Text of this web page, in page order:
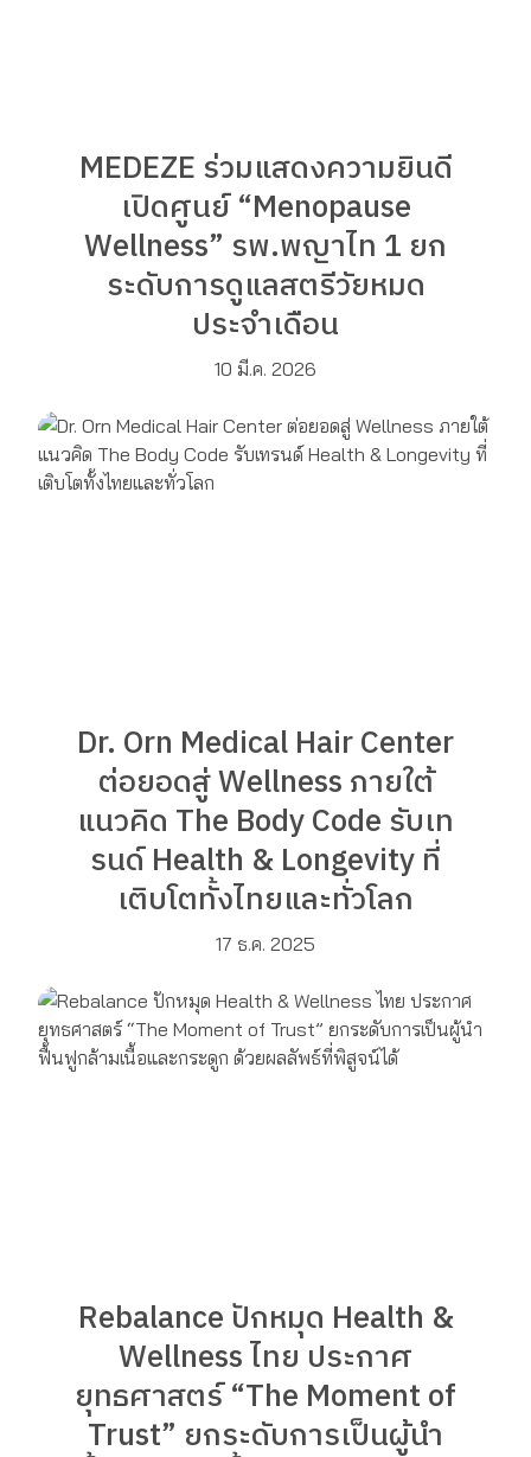
MEDEZE ร่วมแสดงความยินดี
เปิดศูนย์ “Menopause
Wellness” รพ.พญาไท 1 ยก
ระดับการดูแลสตรีวัยหมด
ประจำเดือน
10 มี.ค. 2026
Dr. Orn Medical Hair Center
ต่อยอดสู่ Wellness ภายใต้
แนวคิด The Body Code รับเท
รนด์ Health & Longevity ที่
เติบโตทั้งไทยและทั่วโลก
17 ธ.ค. 2025
Rebalance ปักหมุด Health &
Wellness ไทย ประกาศ
ยุทธศาสตร์ “The Moment of
Trust” ยกระดับการเป็นผู้นำ